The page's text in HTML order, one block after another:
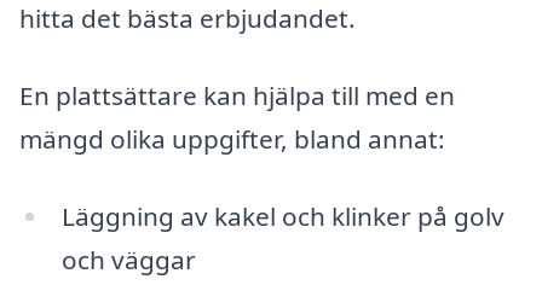
hitta det bästa erbjudandet.
En plattsättare kan hjälpa till med en
mängd olika uppgifter, bland annat:
Läggning av kakel och klinker på golv
och väggar